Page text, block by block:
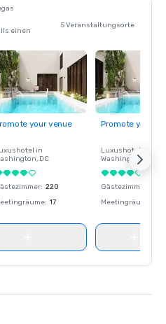
einen
5 Veranstaltungsorte
your venue
in
, DC
: 220
: 17
Promote your
Luxushotel in
Washington
Gästezimmer
Meetingräume